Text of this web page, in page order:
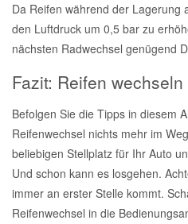
Da Reifen während der Lagerung
den Luftdruck um 0,5 bar zu
nächsten Radwechsel genügend
Fazit: Reifen
Befolgen Sie die Tipps in diesem
Reifenwechsel nichts mehr im
beliebigen Stellplatz für Ihr Auto
Und schon kann es losgehen.
immer an erster Stelle kommt.
Reifenwechsel in die